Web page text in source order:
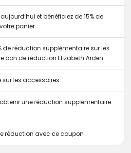
et bénéficiez de 15% de
panier
de réduction supplémentaire sur les
bon de réduction Elizabeth Arden
sur les accessoires
une réduction supplémentaire
réduction avec ce coupon